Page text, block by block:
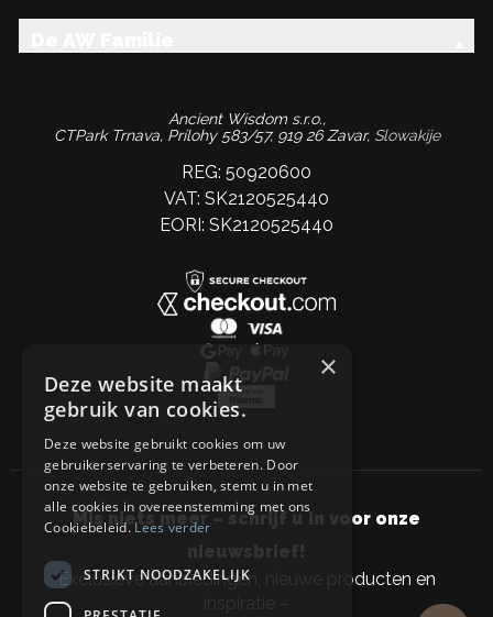
Ancient Wisdom s.r.o.,
CTPark Trnava, Prílohy 583/57, 919 26 Zavar, Slowakije
REG: 50920600
VAT: SK2120525440
EORI: SK2120525440
Mis niets meer – schrijf u in voor onze
nieuwsbrief!
Exclusieve aanbiedingen, nieuwe producten en
inspiratie –
×
Deze website maakt
gebruik van cookies.
Deze website gebruikt cookies om uw
gebruikerservaring te verbeteren. Door
onze website te gebruiken, stemt u in met
alle cookies in overeenstemming met ons
Cookiebeleid.Lees verder
STRIKT NOODZAKELIJK